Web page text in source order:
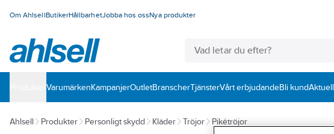
Om AhlsellButikerHållbarhetJobba hos ossNya produkter
VarumärkenKampanjerOutletBranscherTjänsterVårt erbjudandeBli kund
Ahlsell Produkter Personligt skydd Kläder Tröjor Pikétröjor